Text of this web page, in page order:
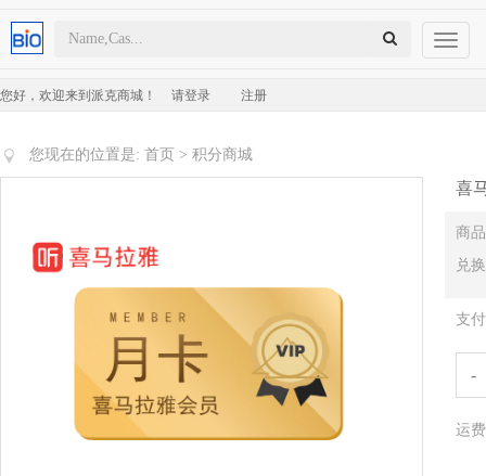
您好，欢迎来到派克商城！ 请登录 注册
Toggle
您现在的位置是: 首页 > 积分商城
喜
商
兑
支
-
运